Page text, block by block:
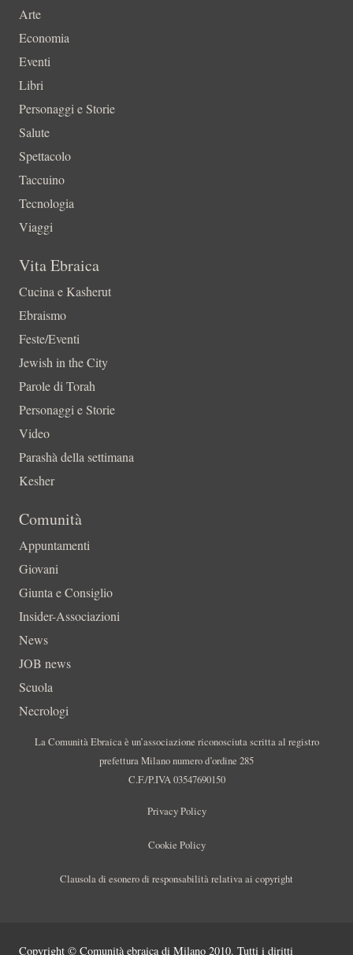
Arte
Economia
Eventi
Libri
Personaggi e Storie
Salute
Spettacolo
Taccuino
Tecnologia
Viaggi
Vita Ebraica
Cucina e Kasherut
Ebraismo
Feste/Eventi
Jewish in the City
Parole di Torah
Personaggi e Storie
Video
Parashà della settimana
Kesher
Comunità
Appuntamenti
Giovani
Giunta e Consiglio
Insider-Associazioni
News
JOB news
Scuola
Necrologi
La Comunità Ebraica è un’associazione riconosciuta scritta al registro
prefettura Milano numero d’ordine 285
C.F./P.IVA 03547690150
Privacy Policy
Cookie Policy
Clausola di esonero di responsabilità relativa ai copyright
Copyright © Comunità ebraica di Milano 2010. Tutti i diritti